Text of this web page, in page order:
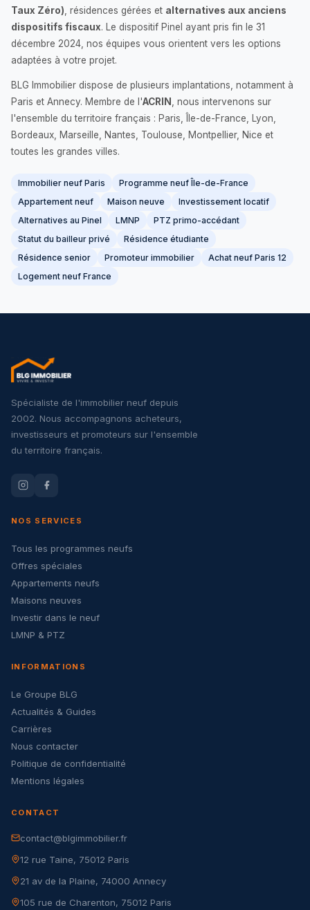
Taux Zéro) , résidences gérées et alternatives aux anciens
dispositifs fiscaux. Le dispositif Pinel ayant pris fin le 31
décembre 2024, nos équipes vous orientent vers les options
adaptées à votre projet.
BLG Immobilier dispose de plusieurs implantations, notamment à
Paris et Annecy. Membre de l'ACRIN
, nous intervenons sur
l'ensemble du territoire français : Paris, Île-de-France, Lyon,
Bordeaux, Marseille, Nantes, Toulouse, Montpellier, Nice et
toutes les grandes villes.
Immobilier neuf Paris
Programme neuf Île-de-France
Appartement neuf
Maison neuve
Investissement locatif
Alternatives au Pinel
LMNP
PTZ primo-accédant
Statut du bailleur privé
Résidence étudiante
Résidence senior
Promoteur immobilier
Achat neuf Paris 12
Logement neuf France
Spécialiste de l'immobilier neuf depuis
2002. Nous accompagnons acheteurs,
investisseurs et promoteurs sur l'ensemble
du territoire français.
NOS SERVICES
Tous les programmes neufs
Offres spéciales
Appartements neufs
Maisons neuves
Investir dans le neuf
LMNP & PTZ
INFORMATIONS
Le Groupe BLG
Actualités & Guides
Carrières
Nous contacter
Politique de confidentialité
Mentions légales
CONTACT
contact@blgimmobilier.fr
12 rue Taine, 75012 Paris
21 av de la Plaine, 74000 Annecy
105 rue de Charenton, 75012 Paris